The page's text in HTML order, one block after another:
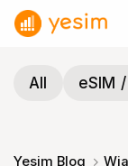
Skip
All
eSIM /
Yesim Blog